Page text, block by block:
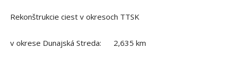
Rekonštrukcie ciest v okresoch TTSK
v okrese Dunajská Streda: 2,635 km